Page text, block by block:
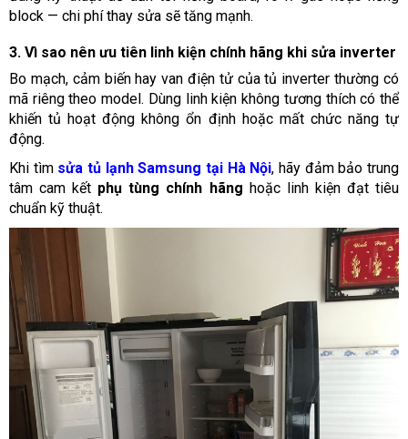
block — chi phí thay sửa sẽ tăng mạnh.
3. Vì sao nên ưu tiên linh kiện chính hãng khi sửa inverter
Bo mạch, cảm biến hay van điện tử của tủ inverter thường có
mã riêng theo model. Dùng linh kiện không tương thích có thể
khiến tủ hoạt động không ổn định hoặc mất chức năng tự
động.
Khi tìm sửa tủ lạnh Samsung tại Hà Nội, hãy đảm bảo trung
tâm cam kết phụ tùng chính hãng hoặc linh kiện đạt tiêu
chuẩn kỹ thuật.